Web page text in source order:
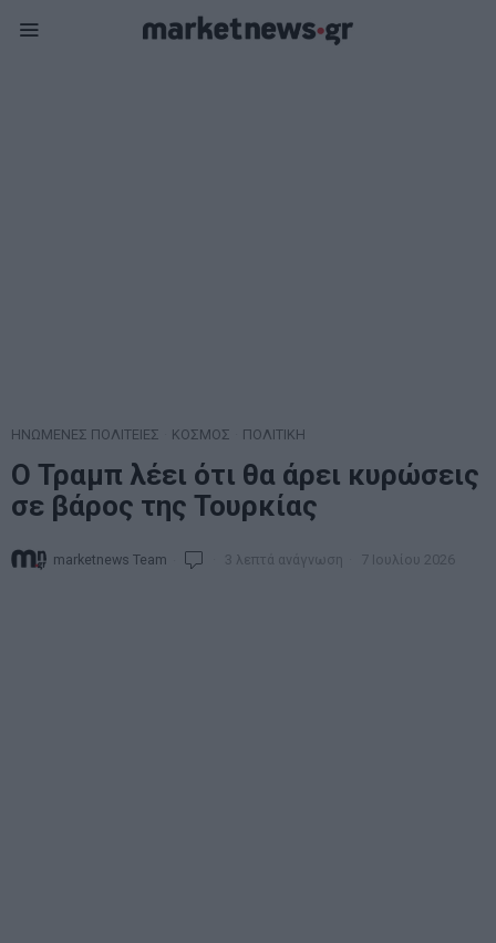
ΗΝΩΜΕΝΕΣ ΠΟΛΙΤΕΙΕΣ ΚΟΣΜΟΣ ΠΟΛΙΤΙΚΗ
Ο Τραμπ λέει ότι θα άρει κυρώσεις
σε βάρος της Τουρκίας
marketnews Team 3 λεπτά ανάγνωση 7 Ιουλίου 2026